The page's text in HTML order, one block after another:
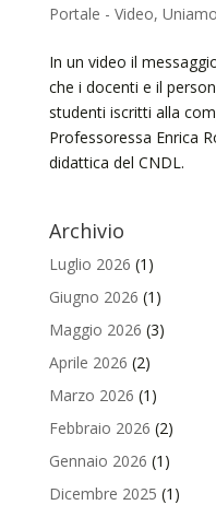
Portale - Video,
In un video il
che i docenti e il
studenti iscritti alla
Professoressa Enrica
didattica del CNDL.
Archivio
Luglio 2026 (1)
Giugno 2026 (1)
Maggio 2026 (3)
Aprile 2026 (2)
Marzo 2026 (1)
Febbraio 2026 (2)
Gennaio 2026 (1)
Dicembre 2025 (1)